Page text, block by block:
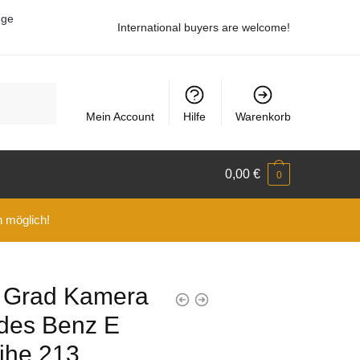
International buyers are welcome!
Mein Account Hilfe Warenkorb
0,00 € 0
möglich!
Kamera
Benz E
213